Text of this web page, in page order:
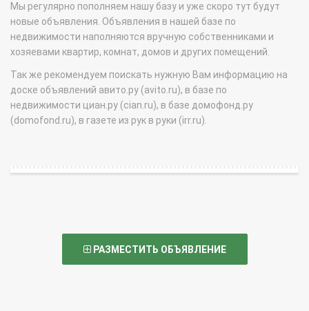
Мы регулярно пополняем нашу базу и уже скоро тут будут
новые объявления. Объявления в нашей базе по
недвижимости наполняются вручную собственниками и
хозяевами квартир, комнат, домов и других помещений.
Так же рекомендуем поискать нужную Вам информацию на
доске объявлений авито.ру (avito.ru), в базе по
недвижимости циан.ру (cian.ru), в базе домофонд.ру
(domofond.ru), в газете из рук в руки (irr.ru).
РАЗМЕСТИТЬ ОБЪЯВЛЕНИЕ